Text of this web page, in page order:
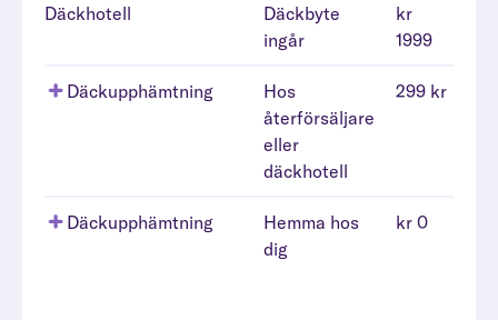
Däckhotell
Däckbyte
ingår
kr
1999
Däckupphämtning
Hos
återförsäljare
eller
däckhotell
299 kr
Däckupphämtning
Hemma hos
dig
kr 0